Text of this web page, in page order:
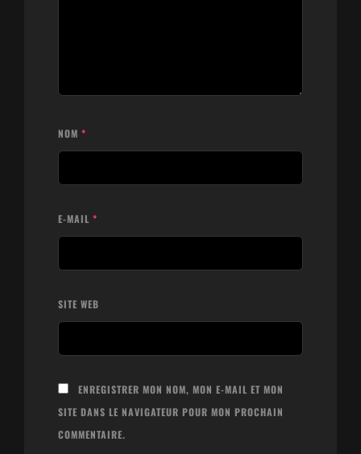
NOM *
E-MAIL *
SITE WEB
ENREGISTRER MON NOM, MON E-MAIL ET MON
SITE DANS LE NAVIGATEUR POUR MON PROCHAIN
COMMENTAIRE.